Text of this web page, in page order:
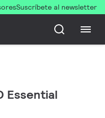
Suscríbete al newsletter
Essential